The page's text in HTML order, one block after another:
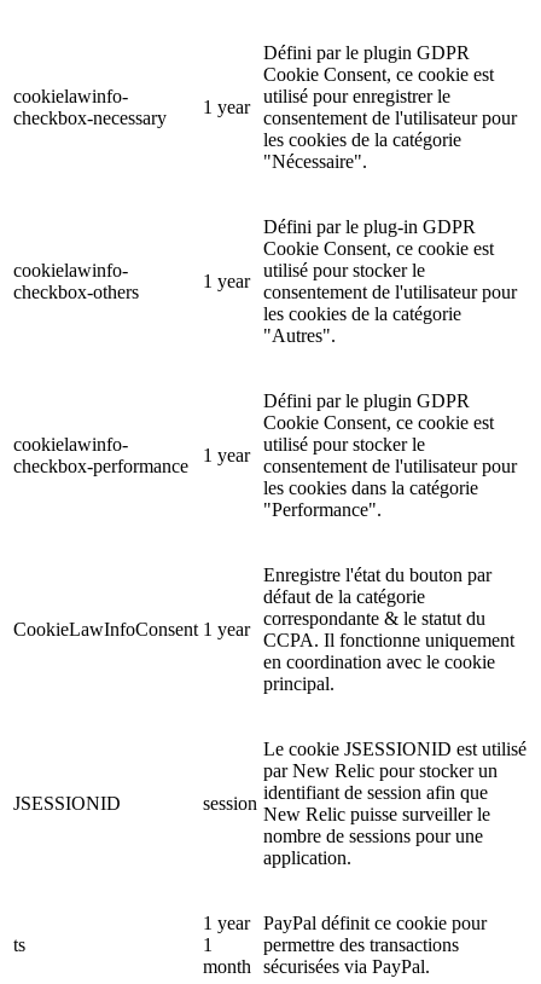
cookielawinfo-
checkbox-necessary
1 year
Défini par le plugin GDPR
Cookie Consent, ce cookie est
utilisé pour enregistrer le
consentement de l'utilisateur pour
les cookies de la catégorie
"Nécessaire".
cookielawinfo-
checkbox-others
1 year
Défini par le plug-in GDPR
Cookie Consent, ce cookie est
utilisé pour stocker le
consentement de l'utilisateur pour
les cookies de la catégorie
"Autres".
cookielawinfo-
checkbox-performance
1 year
Défini par le plugin GDPR
Cookie Consent, ce cookie est
utilisé pour stocker le
consentement de l'utilisateur pour
les cookies dans la catégorie
"Performance".
CookieLawInfoConsent 1 year
Enregistre l'état du bouton par
défaut de la catégorie
correspondante & le statut du
CCPA. Il fonctionne uniquement
en coordination avec le cookie
principal.
JSESSIONID session
Le cookie JSESSIONID est utilisé
par New Relic pour stocker un
identifiant de session afin que
New Relic puisse surveiller le
nombre de sessions pour une
application.
ts
1 year
1
month
PayPal définit ce cookie pour
permettre des transactions
sécurisées via PayPal.